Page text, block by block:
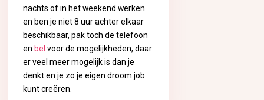
nachts of in het weekend werken
en ben je niet 8 uur achter elkaar
beschikbaar, pak toch de telefoon
en bel voor de mogelijkheden, daar
er veel meer mogelijk is dan je
denkt en je zo je eigen droom job
kunt creëren.